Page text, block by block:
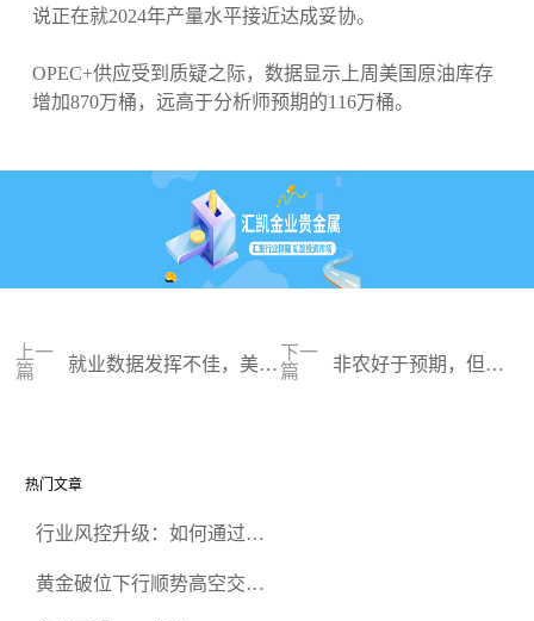
说正在就2024年产量水平接近达成妥协。
OPEC+供应受到质疑之际，数据显示上周美国原油库存
增加870万桶，远高于分析师预期的116万桶。
上一
篇
就业数据发挥不佳，美国
下一
篇
非农好于预期，但金
热门文章
行业风控升级：如何通过正
规黄金开户交易平台？
黄金破位下行顺势高空交易